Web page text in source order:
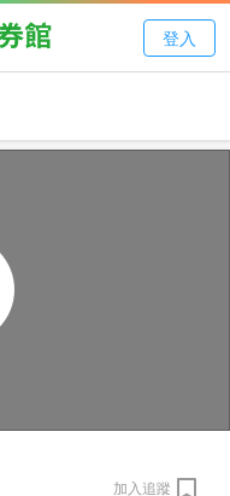
登入
加入追蹤